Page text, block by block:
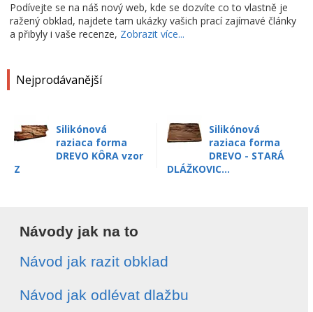
Podívejte se na náš nový web, kde se dozvíte co to vlastně je
ražený obklad, najdete tam ukázky vašich prací zajímavé články
a přibyly i vaše recenze, Zobrazit více...
Nejprodávanější
Silikónová
raziaca forma
DREVO KÔRA vzor
Z
Silikónová
raziaca forma
DREVO - STARÁ
DLÁŽKOVIC...
Návody jak na to
Návod jak razit obklad
Návod jak odlévat dlažbu